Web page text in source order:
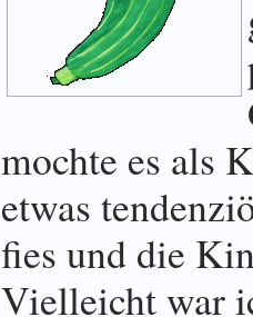
mochte es als
etwas
fies und die
Vielleicht war